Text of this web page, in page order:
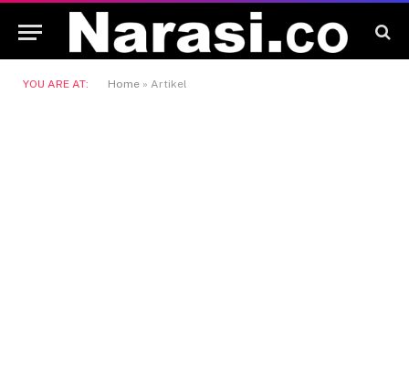
YOU ARE AT: Home » Artikel